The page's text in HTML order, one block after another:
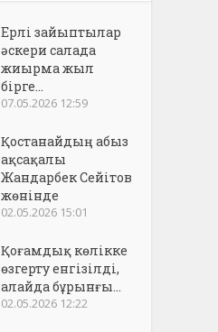
Ерлі зайыптылар
әскери салада
жиырма жыл
бірге...
07.05.2026 12:59
Қостанайдың абыз
ақсақалы
Жандарбек Сейітов
жөнінде
02.05.2026 15:01
Қоғамдық көлікке
өзгерту енгізілді,
алайда бұрынғы...
02.05.2026 12:22